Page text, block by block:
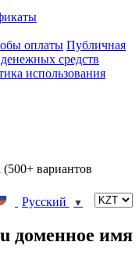
оплаты Публичная
средств
использования
вариантов
Русский
▼
доменное имя